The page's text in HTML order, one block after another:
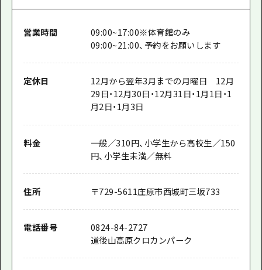
営業時間
09:00~17:00※体育館のみ
09:00~21:00、予約をお願いします
定休日
12月から翌年3月までの月曜日 12月
29日・12月30日・12月31日・1月1日・1
月2日・1月3日
料金
一般／310円、小学生から高校生／150
円、小学生未満／無料
住所 〒729-5611庄原市西城町三坂733
電話番号
0824-84-2727
道後山高原クロカンパーク